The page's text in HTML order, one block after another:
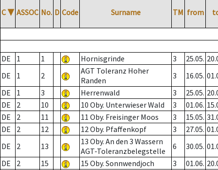
C ▼ ASSOC No. D Code Surname TM from
DE 1 1 Hornisgrinde 3 25.05.
DE
1 2
AGT Toleranz Hoher
Randen
3 16.05.
DE
1 3 Herrenwald 3 25.05.
DE
2 10 10 Oby. Unterwieser Wald 3 01.06.
DE
2 11 11 Oby. Freisinger Moos 3 15.05.
DE
2 12 12 Oby. Pfaffenkopf 3 27.05.
DE
2 13
13 Oby. An den 3 Wassern
AGT-Toleranzbelegstelle
6 30.05.
DE
2 15 15 Oby. Sonnwendjoch 3 01.06.